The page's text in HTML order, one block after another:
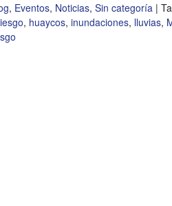
, Eventos, Noticias, Sin categoría |
, huaycos, inundaciones, lluvias,